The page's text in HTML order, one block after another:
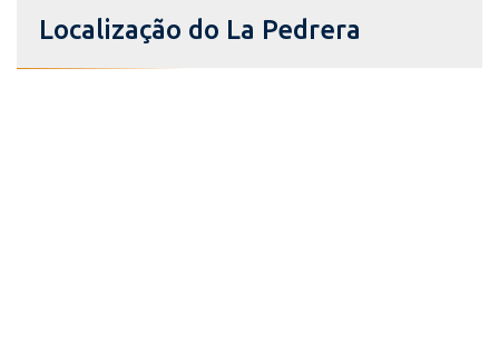
Localização do La Pedrera